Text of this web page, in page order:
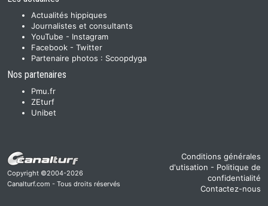
Actualités hippiques
Journalistes et consultants
YouTube - Instagram
Facebook - Twitter
Partenaire photos : Scoopdyga
Nos partenaires
Pmu.fr
ZEturf
Unibet
Copyright ©2004-2026
Canalturf.com - Tous droits réservés
Conditions générales
d'utisation - Politique de
confidentialité
Contactez-nous